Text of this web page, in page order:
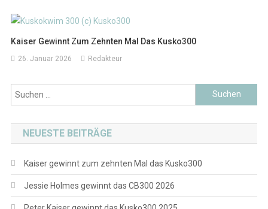
Kaiser Gewinnt Zum Zehnten Mal Das Kusko300
26. Januar 2026 Redakteur
Suchen
nach:
NEUESTE BEITRÄGE
Kaiser gewinnt zum zehnten Mal das Kusko300
Jessie Holmes gewinnt das CB300 2026